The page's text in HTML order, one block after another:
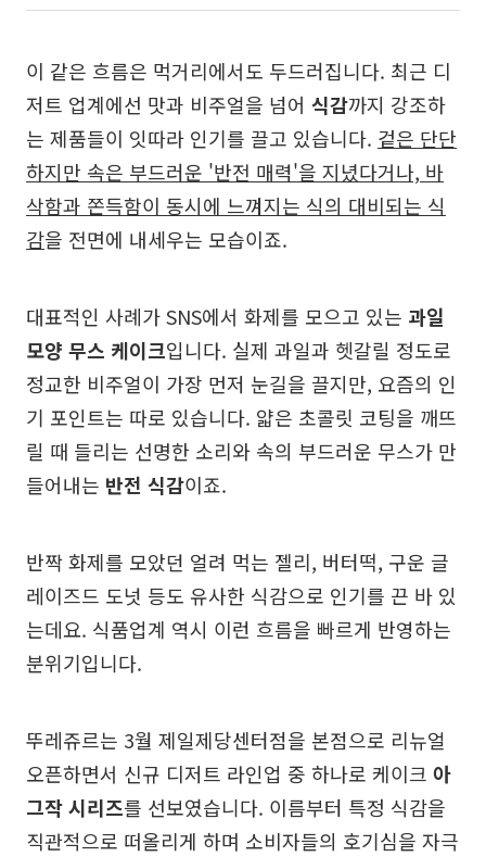
이 같은 흐름은 먹거리에서도 두드러집니다. 최근 디
저트 업계에선 맛과 비주얼을 넘어 식감까지 강조하
는 제품들이 잇따라 인기를 끌고 있습니다. 겉은 단단
하지만 속은 부드러운 '반전 매력'을 지녔다거나, 바
삭함과 쫀득함이 동시에 느껴지는 식의 대비되는 식
감을 전면에 내세우는 모습이죠.
대표적인 사례가 SNS에서 화제를 모으고 있는 과일
모양 무스 케이크입니다. 실제 과일과 헷갈릴 정도로
정교한 비주얼이 가장 먼저 눈길을 끌지만, 요즘의 인
기 포인트는 따로 있습니다. 얇은 초콜릿 코팅을 깨뜨
릴 때 들리는 선명한 소리와 속의 부드러운 무스가 만
들어내는 반전 식감이죠.
반짝 화제를 모았던 얼려 먹는 젤리, 버터떡, 구운 글
레이즈드 도넛 등도 유사한 식감으로 인기를 끈 바 있
는데요. 식품업계 역시 이런 흐름을 빠르게 반영하는
분위기입니다.
뚜레쥬르는 3월 제일제당센터점을 본점으로 리뉴얼
오픈하면서 신규 디저트 라인업 중 하나로 케이크 아
그작 시리즈를 선보였습니다. 이름부터 특정 식감을
직관적으로 떠올리게 하며 소비자들의 호기심을 자극